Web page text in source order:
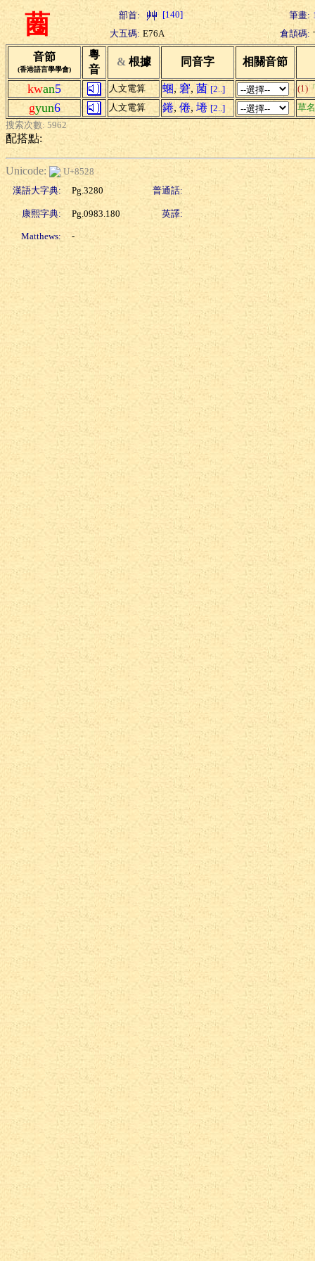
蔨 部首: [140] 筆畫:
大五碼: E76A 倉頡碼:
音節
(香港語言學學會)
粵
音
& 根據 同音字 相關音節
kwan5 人文電算 蜠, 窘, 菌 [2..] (1)
gyun6 人文電算 錈, 倦, 埢 [2..]
草
搜索次數: 5962
配搭點:
Unicode:
U+8528
漢語大字典:
Pg.3280 普通話:
康熙字典: Pg.0983.180 英譯:
Matthews: -